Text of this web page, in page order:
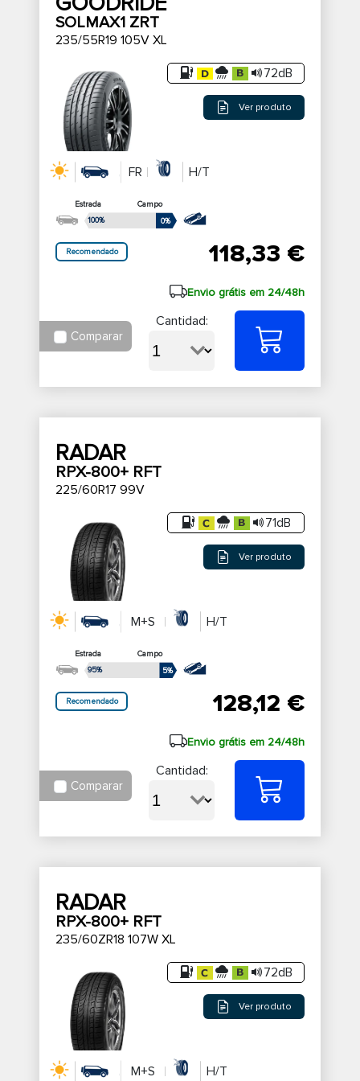
segurança acima de tudo. A sua tecnologia
avançada garante tranquilidade adicional em
qualquer situação de condução.
SOLMAX1 ZRT
235/55R19 105V XL
72dB
Ver produto
FR H/T
Estrada
Campo
100%
0%
Recomendado 118,33 €
Envio grátis em 24/48h
Comparar
Cantidad:
RADAR
RPX-800+ RFT
225/60R17 99V
71dB
Ver produto
M+S H/T
Estrada
Campo
95%
5%
Recomendado 128,12 €
Envio grátis em 24/48h
Comparar
Cantidad:
RADAR
RPX-800+ RFT
235/60ZR18 107W XL
72dB
Ver produto
M+S H/T